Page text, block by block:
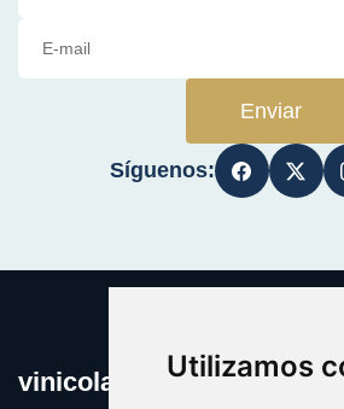
Utilizamos
Enviar
Síguenos:
vinicola.es